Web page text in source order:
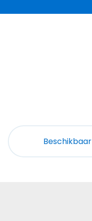
Beschikbaar